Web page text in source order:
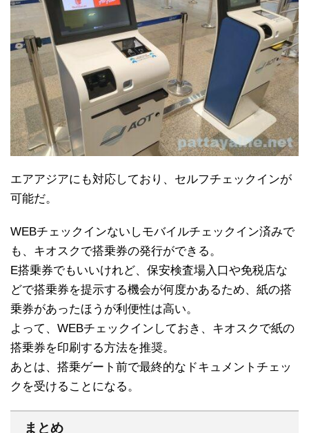
エアアジアにも対応しており、セルフチェックインが
可能だ。
WEBチェックインないしモバイルチェックイン済みで
も、キオスクで搭乗券の発行ができる。
E搭乗券でもいいけれど、保安検査場入口や免税店な
どで搭乗券を提示する機会が何度かあるため、紙の搭
乗券があったほうが利便性は高い。
よって、WEBチェックインしておき、キオスクで紙の
搭乗券を印刷する方法を推奨。
あとは、搭乗ゲート前で最終的なドキュメントチェッ
クを受けることになる。
まとめ